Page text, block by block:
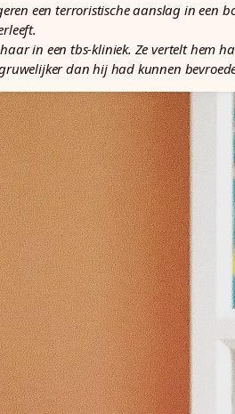
een terroristische aanslag in een
in een tbs-kliniek. Ze vertelt hem
dan hij had kunnen